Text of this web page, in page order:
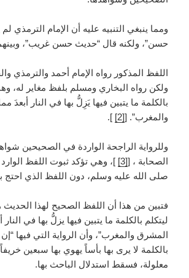
ومما ينبغي التنبيه عليه أن الإمام الترمذي
حسن”، ولكنه قال “حديث حسن غريب”،
اللفظ المذكور رواه الإمام أحمد والترمذي
ولكن رواه البخاري ومسلم بلفظ مغاير له،
بالكلمة ما يتبين فيها يَزِلُّ بها في النار أبعدَ
والمغرب”. [[2]
].
وللرواية الراجحة الواردة في الصحيحين
الصحابة ، [[3]
]، وهي تؤكد ثبوت اللفظ
صلى الله عليه وسلم، دون اللفظ الذي احتج
فتبين من هذا أن اللفظ الصحيح لهذا الحديث
ليتكلم بالكلمة ما يتبين فيها يزلُّ بها في النار
المشرق والمغرب”، وأن الرواية التي فيها
بالكلمة لا يرى بها بأساً يهوي بها سبعين خريفاً
معلولة، فسقط استدلال الباحث بها.